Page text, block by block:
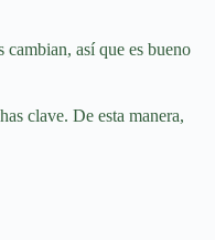
cambian, así que es bueno
clave. De esta manera,